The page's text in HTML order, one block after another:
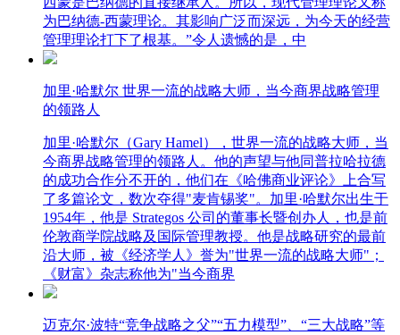
为巴纳德-西蒙理论。其影响广泛而深远，为今天的经营
管理理论打下了根基。”令人遗憾的是，中
加里·哈默尔 世界一流的战略大师，当今商界战略管理
的领路人
加里·哈默尔（Gary Hamel），世界一流的战略大师，当
今商界战略管理的领路人。他的声望与他同普拉哈拉德
的成功合作分不开的，他们在《哈佛商业评论》上合写
了多篇论文，数次夺得"麦肯锡奖"。加里·哈默尔出生于
1954年，他是 Strategos 公司的董事长暨创办人，也是前
伦敦商学院战略及国际管理教授。他是战略研究的最前
沿大师，被《经济学人》誉为"世界一流的战略大师"；
《财富》杂志称他为"当今商界
迈克尔·波特“竞争战略之父”“五力模型”、“三大战略”等